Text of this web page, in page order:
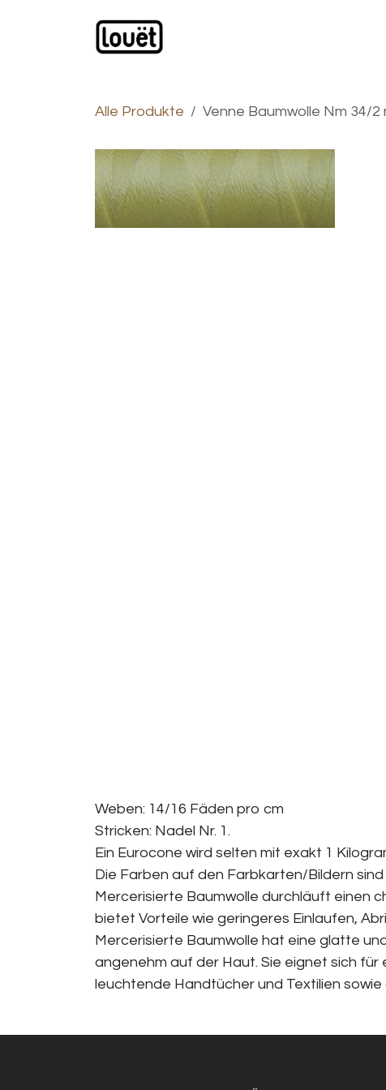
Alle Produkte Venne Baumwolle Nm 34/
Weben: 14/16 Fäden pro cm
Stricken: Nadel Nr. 1.
Ein Eurocone wird selten mit exakt 1
Die Farben auf den Farbkarten/Bildern
Mercerisierte Baumwolle durchläuft einen
bietet Vorteile wie geringeres Einlaufen,
Mercerisierte Baumwolle hat eine glatte
angenehm auf der Haut. Sie eignet sich
leuchtende Handtücher und Textilien